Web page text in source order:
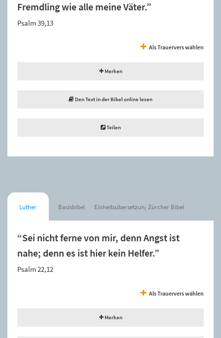
Fremdling wie alle meine Väter.”
Psalm 39,13
Als Trauervers wählen
Merken
Den Text in der Bibel online lesen
Teilen
Luther Basisbibel Einheitsübersetzung Zürcher Bibel
“Sei nicht ferne von mir, denn Angst ist
nahe; denn es ist hier kein Helfer.”
Psalm 22,12
Als Trauervers wählen
Merken